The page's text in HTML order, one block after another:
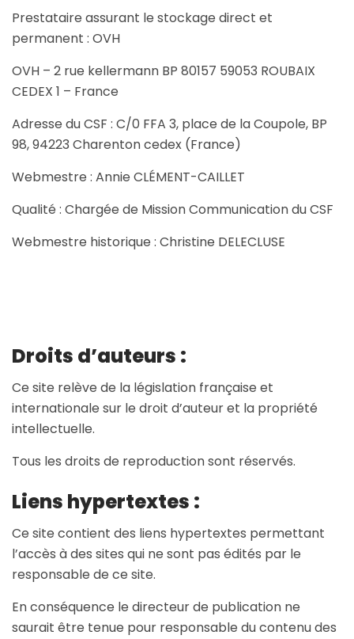
Prestataire assurant le stockage direct et
permanent : OVH
OVH – 2 rue kellermann BP 80157 59053 ROUBAIX
CEDEX 1 – France
Adresse du CSF : C/0 FFA 3, place de la Coupole, BP
98, 94223 Charenton cedex (France)
Webmestre : Annie CLÉMENT-CAILLET
Qualité : Chargée de Mission Communication du CSF
Webmestre historique : Christine DELECLUSE
Droits d’auteurs :
Ce site relève de la législation française et
internationale sur le droit d’auteur et la propriété
intellectuelle.
Tous les droits de reproduction sont réservés.
Liens hypertextes :
Ce site contient des liens hypertextes permettant
l’accès à des sites qui ne sont pas édités par le
responsable de ce site.
En conséquence le directeur de publication ne
saurait être tenue pour responsable du contenu des